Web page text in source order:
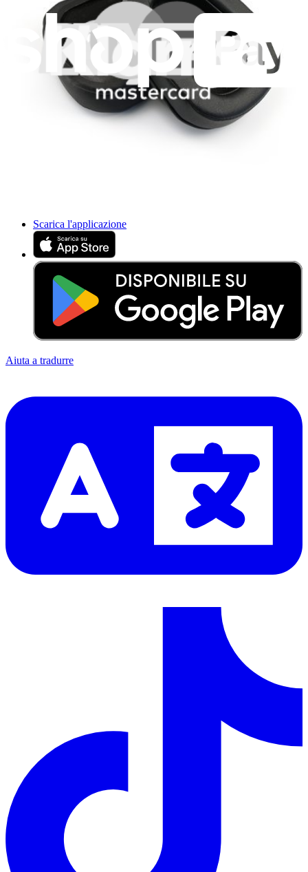
Pro Wholesale
Trova un negozio
Per i produttori
Stampa
Legal EU
Accessibilità
Nota legale
Scarica l'applicazione
Aiuta a tradurre